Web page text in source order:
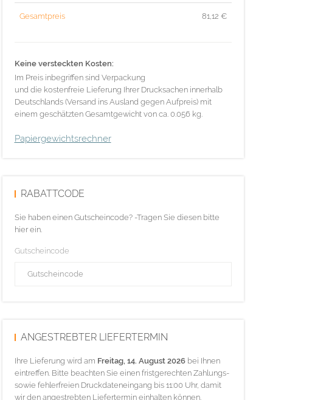
Gesamtpreis 81,12 €
Keine versteckten Kosten:
Im Preis inbegriffen sind Verpackung
und die kostenfreie Lieferung Ihrer Drucksachen innerhalb
Deutschlands (Versand ins Ausland gegen Aufpreis) mit
einem geschätzten Gesamtgewicht von ca. 0.056 kg.
Papiergewichtsrechner
RABATTCODE
Sie haben einen Gutscheincode? -Tragen Sie diesen bitte
hier ein.
Gutscheincode
ANGESTREBTER LIEFERTERMIN
Ihre Lieferung wird am Freitag, 14. August 2026bei Ihnen
eintreffen. Bitte beachten Sie einen fristgerechten Zahlungs-
sowie fehlerfreien Druckdateneingang bis 11:00 Uhr, damit
wir den angestrebten Liefertermin einhalten können.